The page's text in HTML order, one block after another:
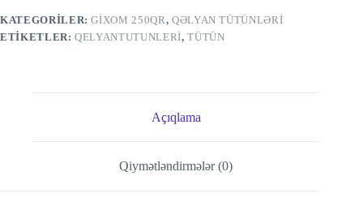
KATEGORILER:GİXOM 250QR , QƏLYAN TÜTÜNLƏRI
ETIKETLER:QELYANTUTUNLERI,TÜTÜN
Açıqlama
Qiymətləndirmələr (0)